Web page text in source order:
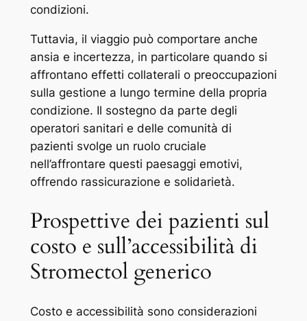
condizioni.
Tuttavia, il viaggio può comportare anche
ansia e incertezza, in particolare quando si
affrontano effetti collaterali o preoccupazioni
sulla gestione a lungo termine della propria
condizione. Il sostegno da parte degli
operatori sanitari e delle comunità di
pazienti svolge un ruolo cruciale
nell’affrontare questi paesaggi emotivi,
offrendo rassicurazione e solidarietà.
Prospettive dei pazienti sul
costo e sull’accessibilità di
Stromectol generico
Costo e accessibilità sono considerazioni